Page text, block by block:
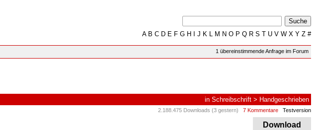
AB C D E F G H J K L M N O P Q R S T U V W X Y Z #
1 übereinstimmende Anfrage im Forum
in Schreibschrift > Handgeschrieben
2.188.475 Downloads (3 gestern) 7 Kommentare Testversion
Download